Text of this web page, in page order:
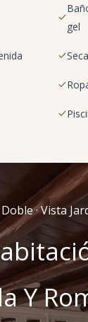
gel
· Vista
Y